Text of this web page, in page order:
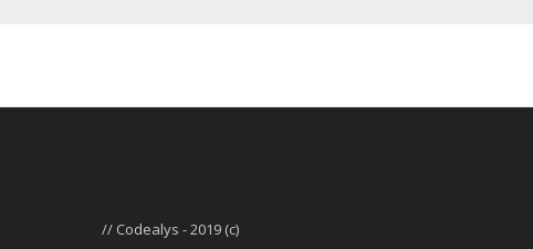
// Codealys - 2019 (c)